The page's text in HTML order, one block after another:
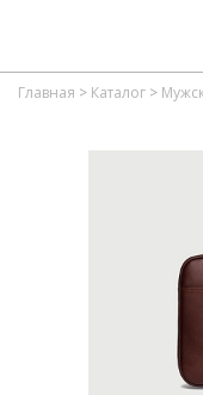
Главная > Каталог >